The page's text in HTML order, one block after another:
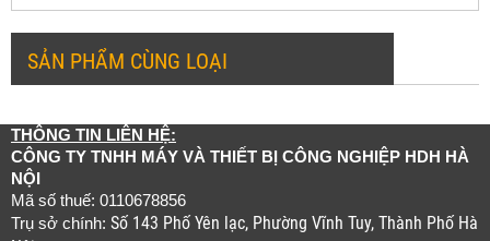
SẢN PHẨM CÙNG LOẠI
THÔNG TIN LIÊN HỆ:
CÔNG TY TNHH MÁY VÀ THIẾT BỊ CÔNG NGHIỆP HDH HÀ
NỘI
Mã số thuế: 0110678856
Trụ sở chính: Số 143 Phố Yên lạc, Phường Vĩnh Tuy, Thành Phố Hà